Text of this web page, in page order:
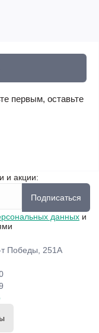
первым, оставьте
и акции:
Подписаться
данных и
т Победы, 251А